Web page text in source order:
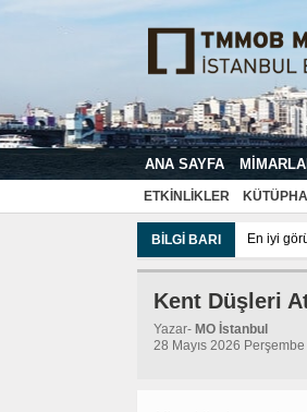
ANA SAYFA
ETKINLIKLER
BILGI BARI
En iyi görüntü için
Kent Düşleri
Yazar- MO İstanbul
28 Mayıs 2026 Perşembe